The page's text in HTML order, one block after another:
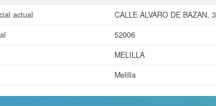
actual
CALLE ALVARO DE BAZAN,
52006
MELILLA
Melilla